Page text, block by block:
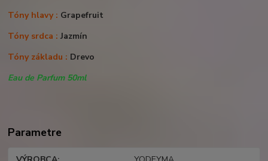
Tóny hlavy : Grapefruit
Tóny srdca :Jazmín
Tóny základu : Drevo
Eau de Parfum 50ml
Parametre